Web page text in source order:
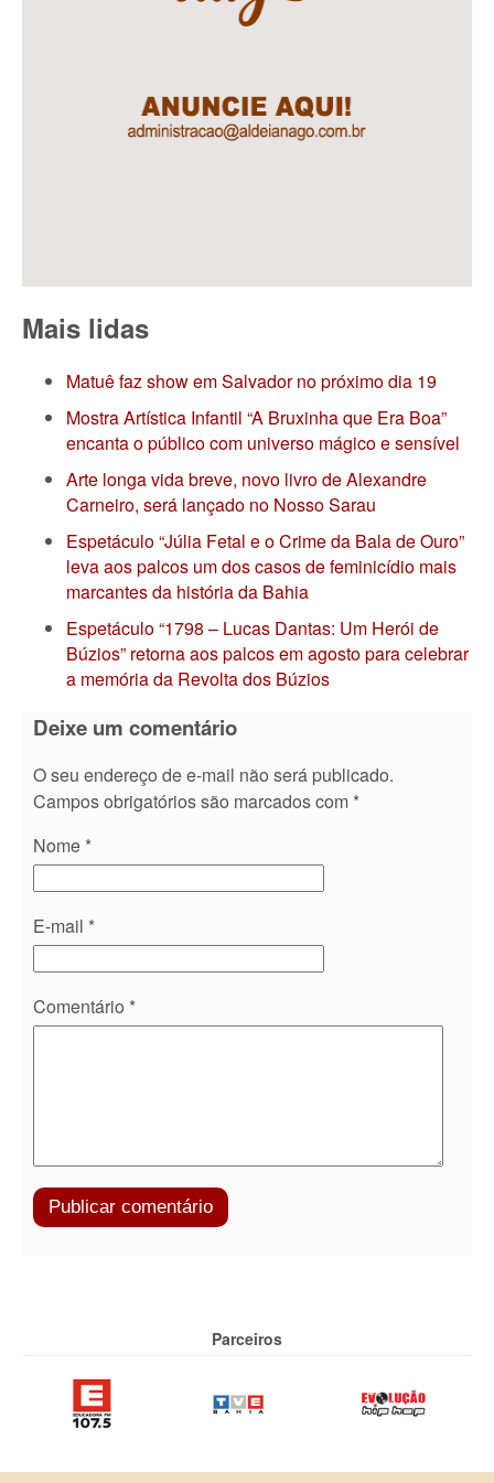
Mais lidas
Matuê faz show em Salvador no próximo dia 19
Mostra Artística Infantil “A Bruxinha que Era Boa”
encanta o público com universo mágico e sensível
Arte longa vida breve, novo livro de Alexandre
Carneiro, será lançado no Nosso Sarau
Espetáculo “Júlia Fetal e o Crime da Bala de Ouro”
leva aos palcos um dos casos de feminicídio mais
marcantes da história da Bahia
Espetáculo “1798 – Lucas Dantas: Um Herói de
Búzios” retorna aos palcos em agosto para celebrar
a memória da Revolta dos Búzios
Deixe um comentário
O seu endereço de e-mail não será publicado.
Campos obrigatórios são marcados com *
Nome *
E-mail *
Comentário *
Parceiros